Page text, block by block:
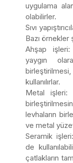
uygulama
olabilirler.
Sıvı
Bazı örnekler
Ahşap işleri:
yaygın
kullanılırlar.
Metal işleri:
levhaların
ve metal
Seramik işleri:
de
çatlakların